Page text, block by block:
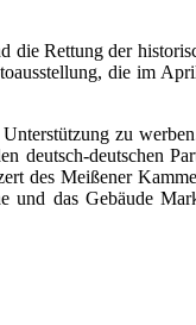
die Rettung der
die im
zu
deutsch-deutschen
des Meißener
und das Gebäude